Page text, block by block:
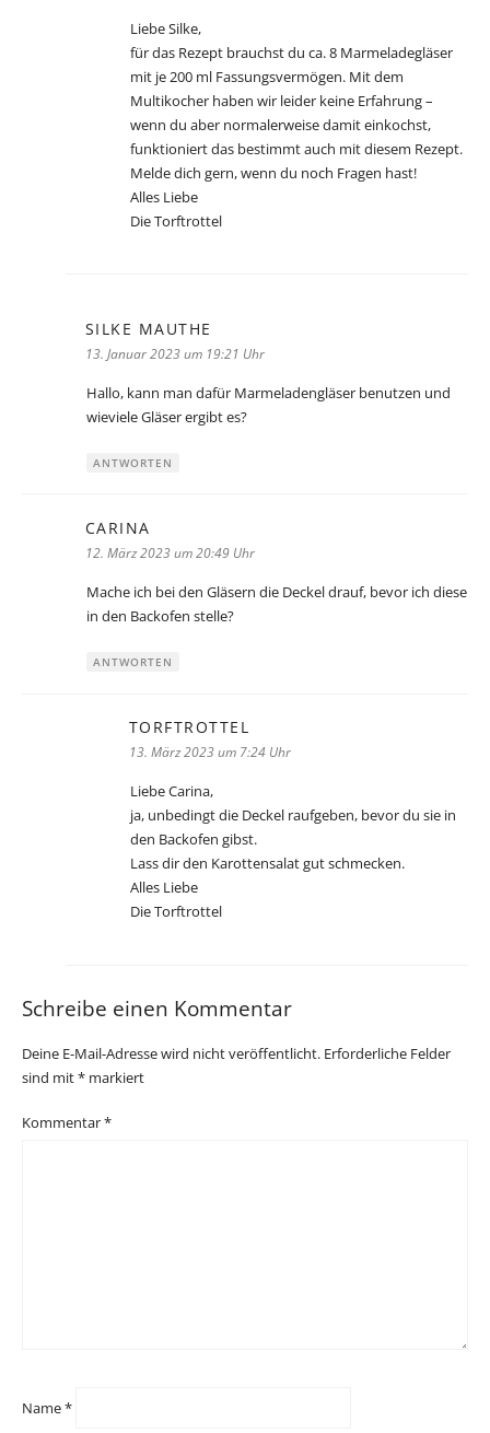
Liebe Silke,
für das Rezept brauchst du ca. 8 Marmeladegläser
mit je 200 ml Fassungsvermögen. Mit dem
Multikocher haben wir leider keine Erfahrung –
wenn du aber normalerweise damit einkochst,
funktioniert das bestimmt auch mit diesem Rezept.
Melde dich gern, wenn du noch Fragen hast!
Alles Liebe
Die Torftrottel
SILKE MAUTHE
13. Januar 2023 um 19:21 Uhr
Hallo, kann man dafür Marmeladengläser benutzen und
wieviele Gläser ergibt es?
ANTWORTEN
CARINA
12. März 2023 um 20:49 Uhr
Mache ich bei den Gläsern die Deckel drauf, bevor ich diese
in den Backofen stelle?
ANTWORTEN
TORFTROTTEL
13. März 2023 um 7:24 Uhr
Liebe Carina,
ja, unbedingt die Deckel raufgeben, bevor du sie in
den Backofen gibst.
Lass dir den Karottensalat gut schmecken.
Alles Liebe
Die Torftrottel
Schreibe einen Kommentar
Deine E-Mail-Adresse wird nicht veröffentlicht. Erforderliche Felder
sind mit* markiert
Kommentar*
Name*